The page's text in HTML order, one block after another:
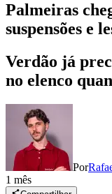
Palmeiras
suspensões e
Verdão já
no elenco
Por
1 mês